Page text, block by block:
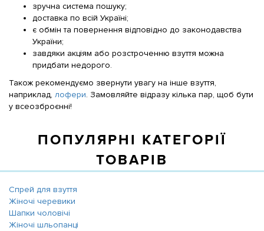
зручна система пошуку;
доставка по всій Україні;
є обмін та повернення відповідно до законодавства
України;
завдяки акціям або розстроченню взуття можна
придбати недорого.
Також рекомендуємо звернути увагу на інше взуття,
наприклад, лофери. Замовляйте відразу кілька пар, щоб бути
у всеозброєнні!
ПОПУЛЯРНІ КАТЕГОРІЇ
ТОВАРІВ
Спрей для взуття
Жіночі черевики
Шапки чоловічі
Жіночі шльопанці